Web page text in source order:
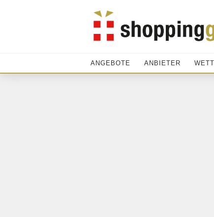
ANGEBOTE ANBIETER